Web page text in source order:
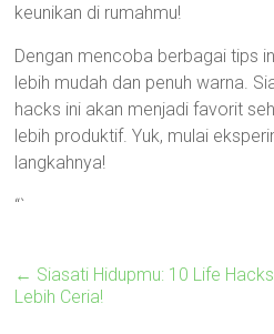
keunikan di rumahmu!
Dengan mencoba berbagai tips
lebih mudah dan penuh warna.
hacks ini akan menjadi favorit
lebih produktif. Yuk, mulai
langkahnya!
“`
← Siasati Hidupmu: 10 Life
Lebih Ceria!